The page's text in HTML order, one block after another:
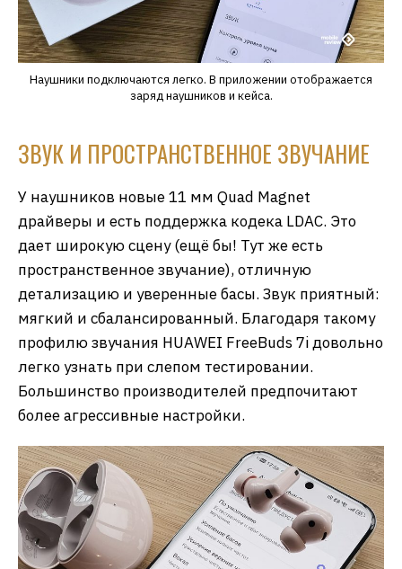
Наушники подключаются легко. В приложении отображается
заряд наушников и кейса.
ЗВУК И ПРОСТРАНСТВЕННОЕ ЗВУЧАНИЕ
У наушников новые 11 мм Quad Magnet
драйверы и есть поддержка кодека LDAC. Это
дает широкую сцену (ещё бы! Тут же есть
пространственное звучание), отличную
детализацию и уверенные басы. Звук приятный:
мягкий и сбалансированный. Благодаря такому
профилю звучания HUAWEI FreeBuds 7i довольно
легко узнать при слепом тестировании.
Большинство производителей предпочитают
более агрессивные настройки.